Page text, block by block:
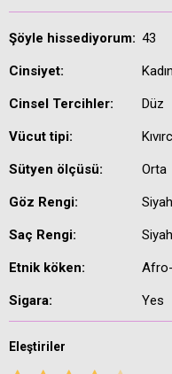
Şöyle hissediyorum: 43
Cinsiyet: Kadın
Cinsel Tercihler: Düz
Vücut tipi:
Sütyen ölçüsü: Orta
Göz Rengi: Siyah
Saç Rengi: Siyah
Etnik köken:
Sigara: Yes
Eleştiriler